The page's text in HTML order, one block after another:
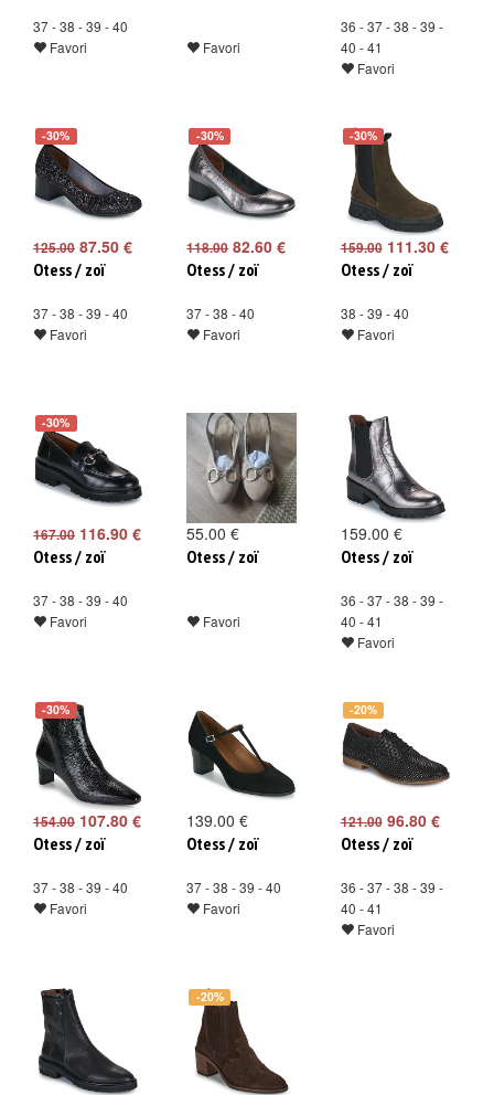
37 - 38 - 39 - 40
Favori
Favori
36 - 37 - 38 - 39 -
40 - 41
Favori
-30%
125.00 87.50 €
Otess / zoï
37 - 38 - 39 - 40
Favori
-30%
118.0082.60 €
Otess / zoï
37 - 38 - 40
Favori
-30%
159.00111.30 €
Otess / zoï
38 - 39 - 40
Favori
-30%
167.00 116.90 €
Otess / zoï
37 - 38 - 39 - 40
Favori
55.00 €
Otess / zoï
Favori
159.00 €
Otess / zoï
36 - 37 - 38 - 39 -
40 - 41
Favori
-30%
154.00 107.80 €
Otess / zoï
37 - 38 - 39 - 40
Favori
139.00 €
Otess / zoï
37 - 38 - 39 - 40
Favori
-20%
121.0096.80 €
Otess / zoï
36 - 37 - 38 - 39 -
40 - 41
Favori
-20%